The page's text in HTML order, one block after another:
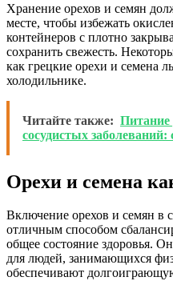
Хранение орехов и семян
месте, чтобы избежать
контейнеров с плотно
сохранить свежесть.
как грецкие орехи и семена
холодильнике.
Читайте также: Питание
сосудистых
Орехи и семена
Включение орехов и семян в
отличным способом
общее состояние здоровья.
для людей, занимающихся
обеспечивают